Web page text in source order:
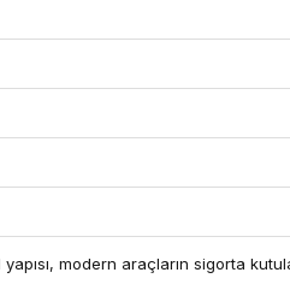
modern araçların sigorta